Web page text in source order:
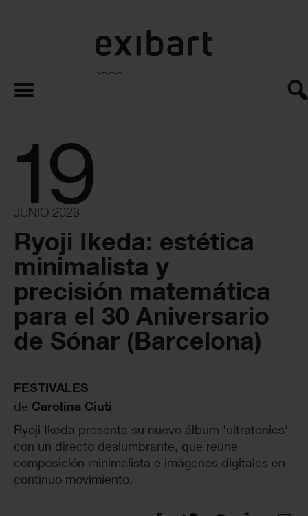
exibart.es
19
JUNIO 2023
Ryoji Ikeda: estética
minimalista y
precisión matemática
para el 30 Aniversario
de Sónar (Barcelona)
FESTIVALES
de Carolina Ciuti
Ryoji Ikeda presenta su nuevo álbum 'ultratonics'
con un directo deslumbrante, que reúne
composición minimalista e imágenes digitales en
continuo movimiento.